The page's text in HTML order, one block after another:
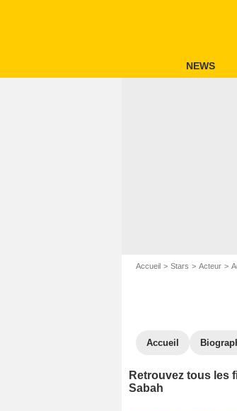
NEWS
Accueil Stars Acteur
Accueil
Retrouvez tous les
Sabah